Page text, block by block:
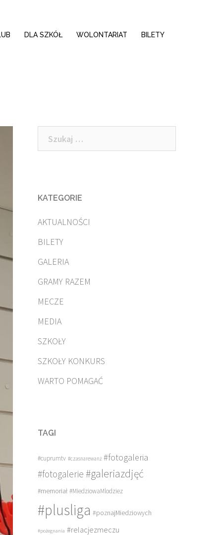
DLA SZKÓŁ WOLONTARIAT BILETY
Szukaj:
KATEGORIE
AKTUALNOŚCI
BILETY
GALERIA
GRAMY RAZEM
MECZE
MEDIA
SZKOŁY
SZKOŁY KONKURS
WARTO POMAGAĆ
TAGI
#cuprumtv #czasnarewanż #fotogaleria
#fotogalerie #galeriazdjęć
#memoriał #MiedziowaMlodziez
#plusliga #poznajMiedziowych
#pożegnania #relacjezmeczu